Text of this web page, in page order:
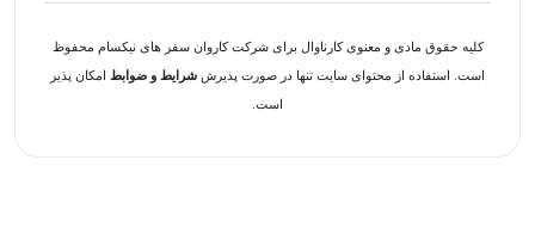
کلیه حقوق مادی و معنوی کارناوال برای شرکت کاروان سفر های نیکسام محفوظ
است. استفاده از محتوای سایت تنها در صورت پذیرش شرایط و ضوابط امکان پذیر
است.